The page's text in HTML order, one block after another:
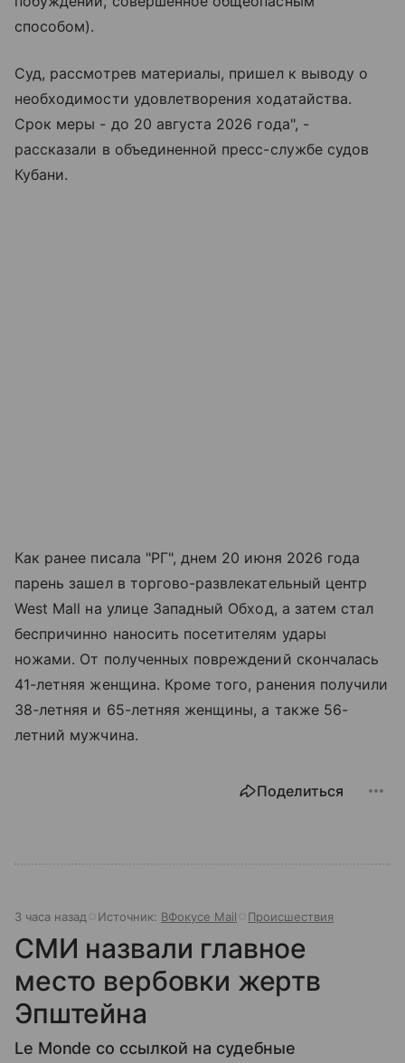
способом).
Суд, рассмотрев материалы, пришел к выводу о
необходимости удовлетворения ходатайства.
Срок меры - до 20 августа 2026 года", -
рассказали в объединенной пресс-службе судов
Кубани.
Как ранее писала "РГ", днем 20 июня 2026 года
парень зашел в торгово-развлекательный центр
West Mall на улице Западный Обход, а затем стал
беспричинно наносить посетителям удары
ножами. От полученных повреждений скончалась
41-летняя женщина. Кроме того, ранения получили
38-летняя и 65-летняя женщины, а также 56-
летний мужчина.
Поделиться
3 часа назад Источник: ВФокусе Mail Происшествия
СМИ назвали главное
место вербовки жертв
Эпштейна
Le Monde со ссылкой на судебные